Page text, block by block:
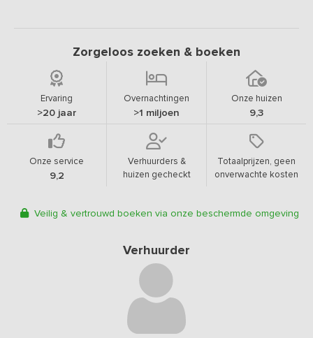
Zorgeloos zoeken & boeken
Ervaring
>20 jaar
Overnachtingen
>1 miljoen
Onze huizen
9,3
Onze service
9,2
Verhuurders &
huizen gecheckt
Totaalprijzen, geen
onverwachte kosten
Veilig & vertrouwd boeken via onze beschermde omgeving
Verhuurder